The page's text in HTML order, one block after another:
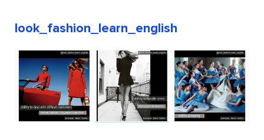
look_fashion_learn_english